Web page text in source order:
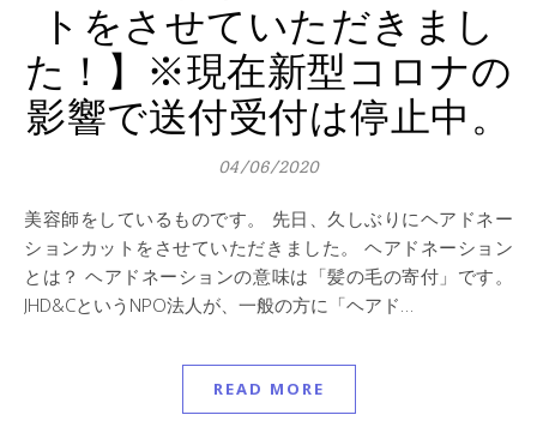
トをさせていただきまし
た！】※現在新型コロナの
影響で送付受付は停止中。
04/06/2020
美容師をしているものです。 先日、久しぶりにヘアドネー
ションカットをさせていただきました。 ヘアドネーション
とは？ ヘアドネーションの意味は「髪の毛の寄付」です。
JHD&CというNPO法人が、一般の方に「ヘアド…
READ MORE